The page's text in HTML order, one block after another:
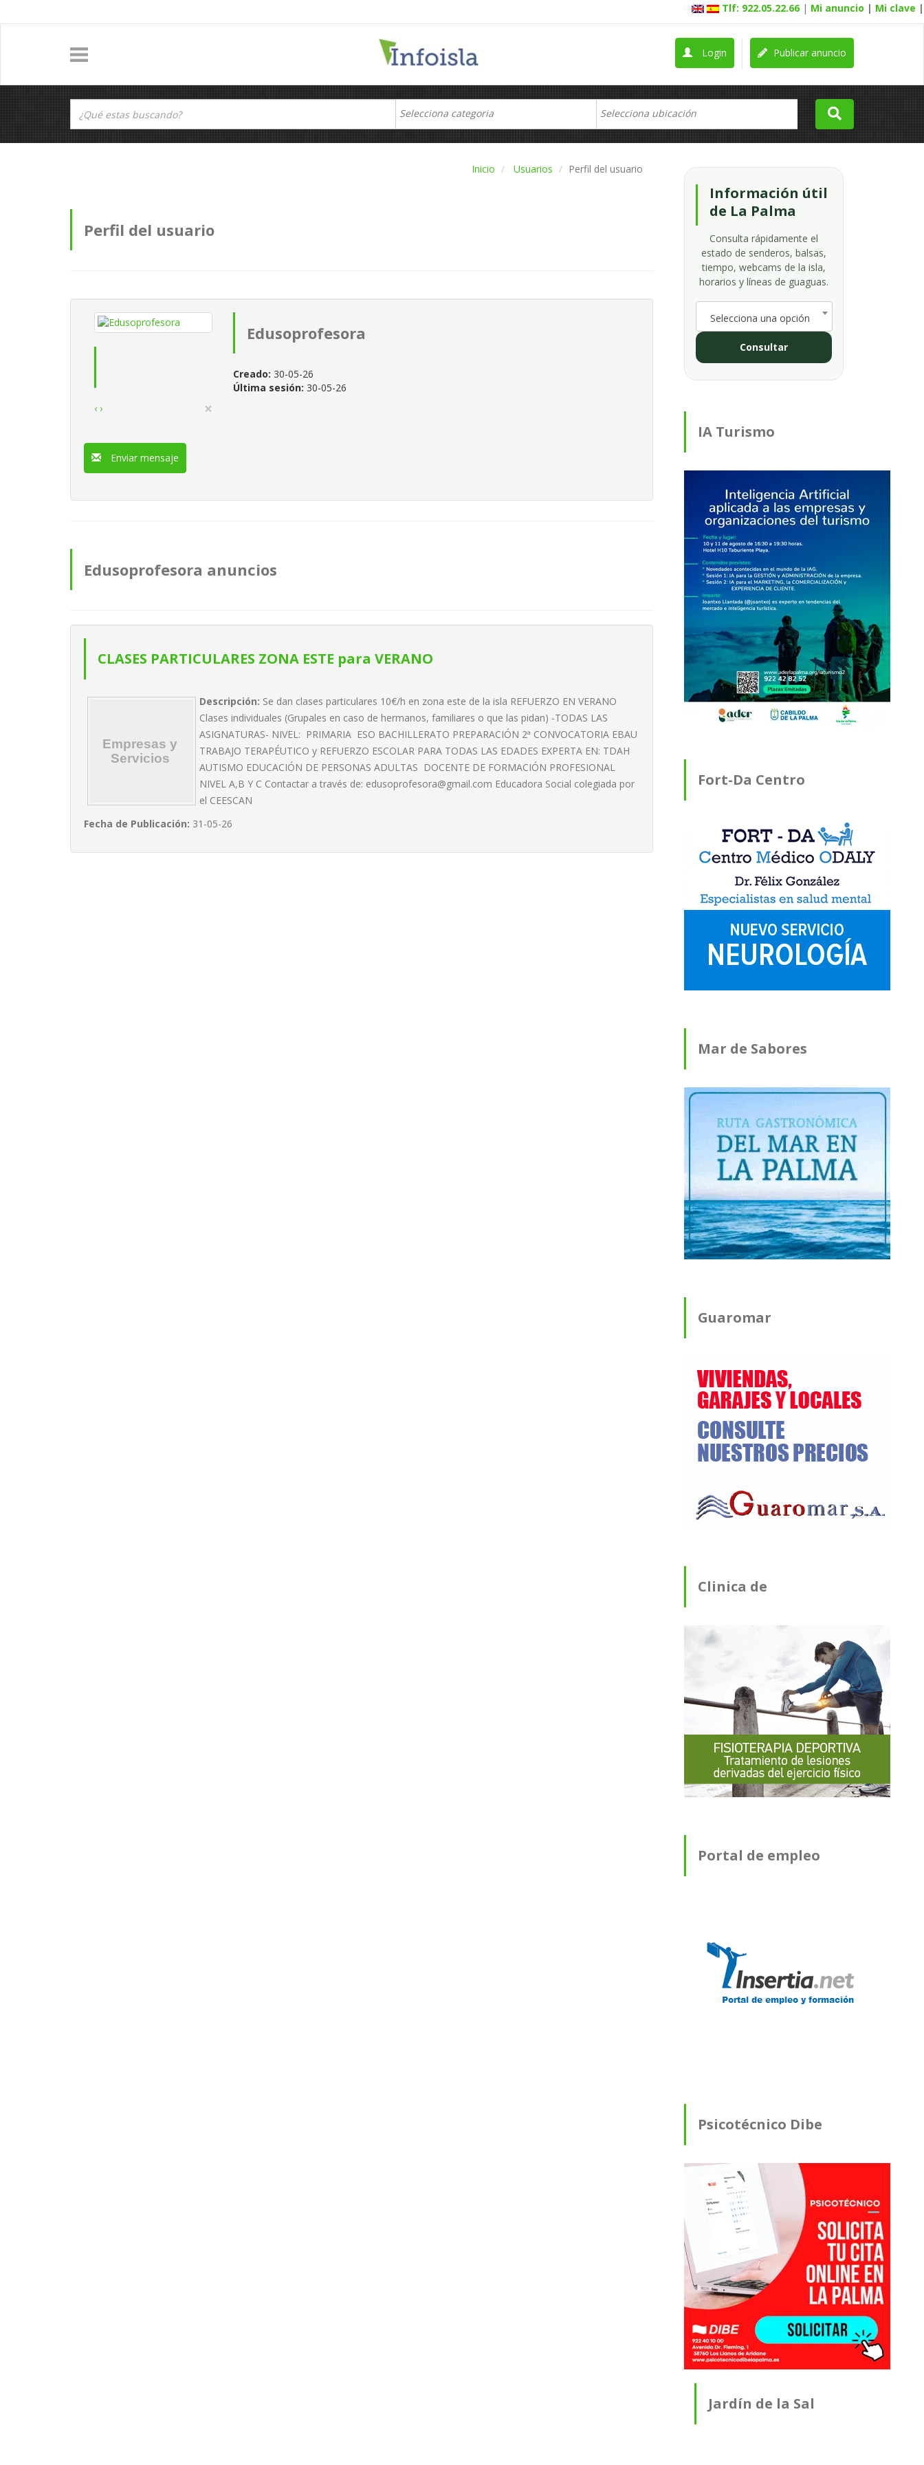
Tlf: 922.05.22.66 | Mi anuncio | Mi clave |
Publicar anuncio
Login
Inicio Usuarios Perfil del usuario
Perfil del usuario
‹ › ×
Edusoprofesora
Creado: 30-05-26
Última sesión: 30-05-26
Enviar mensaje
Edusoprofesora anuncios
CLASES PARTICULARES ZONA ESTE para VERANO
Descripción: Se dan clases particulares 10€/h en zona este de la isla REFUERZO EN VERANO
Clases individuales (Grupales en caso de hermanos, familiares o que las pidan) -TODAS LAS
ASIGNATURAS- NIVEL: PRIMARIA ESO BACHILLERATO PREPARACIÓN 2ª CONVOCATORIA EBAU
TRABAJO TERAPÉUTICO y REFUERZO ESCOLAR PARA TODAS LAS EDADES EXPERTA EN: TDAH
AUTISMO EDUCACIÓN DE PERSONAS ADULTAS DOCENTE DE FORMACIÓN PROFESIONAL
NIVEL A,B Y C Contactar a través de: edusoprofesora@gmail.com Educadora Social colegiada por
el CEESCAN
Fecha de Publicación: 31-05-26
Información útil
de La Palma
Consulta rápidamente el
estado de senderos, balsas,
tiempo, webcams de la isla,
horarios y líneas de guaguas.
Selecciona una opción
Consultar
IA Turismo
Fort-Da Centro
Mar de Sabores
Guaromar
Clinica de
Fisioterapia
Portal de empleo
Psicotécnico Dibe
Jardín de la Sal